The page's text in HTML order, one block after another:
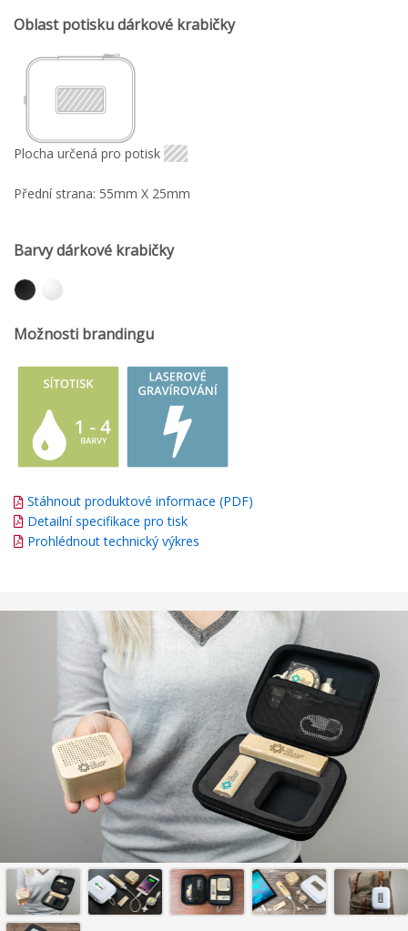
Oblast potisku dárkové krabičky
Plocha určená pro potisk
Přední strana: 55mm X 25mm
Barvy dárkové krabičky
Možnosti brandingu
Stáhnout produktové informace (PDF)
Detailní specifikace pro tisk
Prohlédnout technický výkres